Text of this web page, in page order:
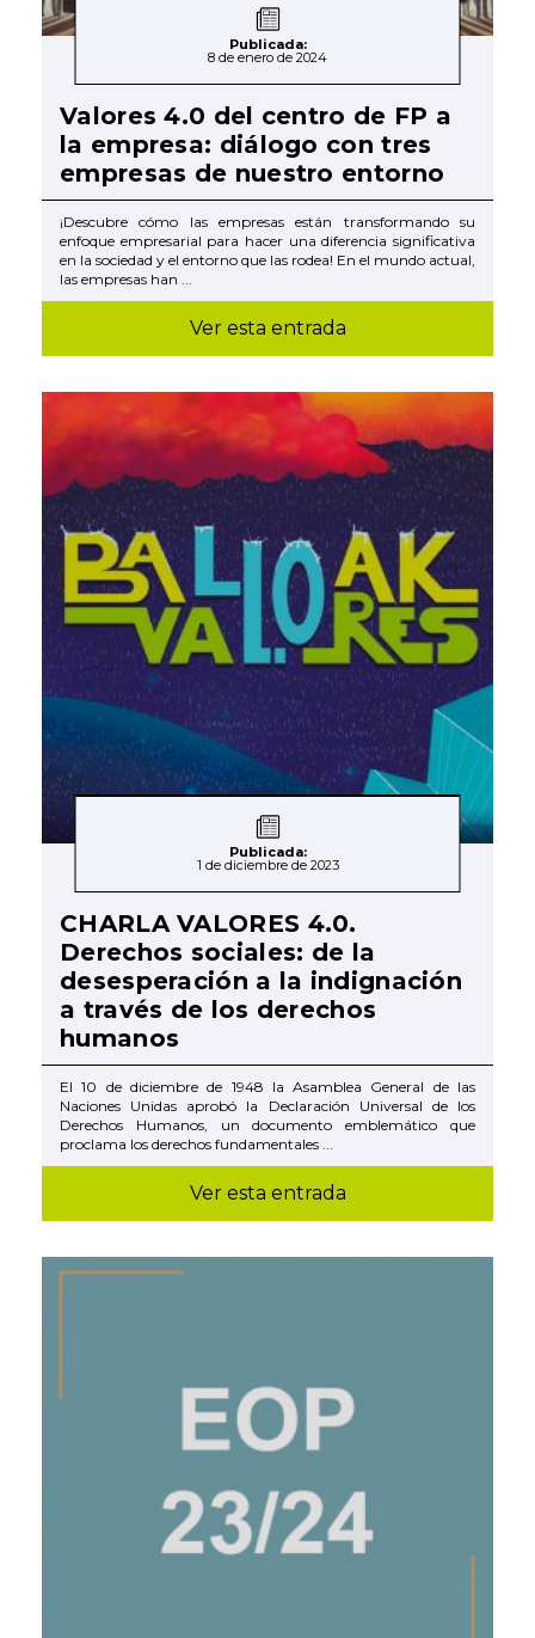
Publicada:
8 de enero de 2024
Valores 4.0 del centro de FP a
la empresa: diálogo con tres
empresas de nuestro entorno
¡Descubre cómo las empresas están transformando su
enfoque empresarial para hacer una diferencia significativa
en la sociedad y el entorno que las rodea! En el mundo actual,
las empresas han ...
Ver esta entrada
Publicada:
1 de diciembre de 2023
CHARLA VALORES 4.0.
Derechos sociales: de la
desesperación a la indignación
a través de los derechos
humanos
El 10 de diciembre de 1948 la Asamblea General de las
Naciones Unidas aprobó la Declaración Universal de los
Derechos Humanos, un documento emblemático que
proclama los derechos fundamentales ...
Ver esta entrada